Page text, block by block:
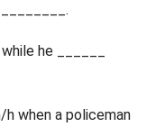
he ______
when a policeman